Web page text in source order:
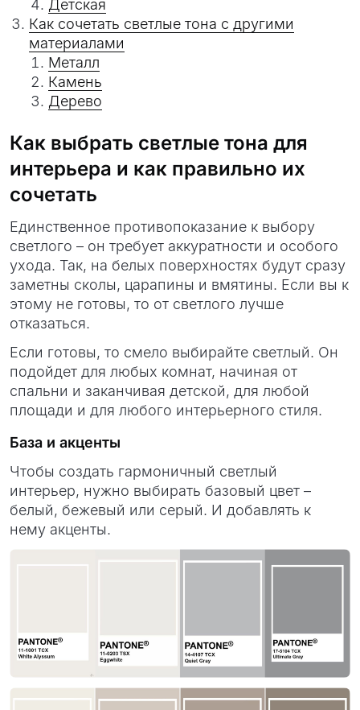
Детская
Как сочетать светлые тона с другими
материалами
Металл
Камень
Дерево
Как выбрать светлые тона для
интерьера и как правильно их
сочетать
Единственное противопоказание к выбору
светлого – он требует аккуратности и особого
ухода. Так, на белых поверхностях будут сразу
заметны сколы, царапины и вмятины. Если вы к
этому не готовы, то от светлого лучше
отказаться.
Если готовы, то смело выбирайте светлый. Он
подойдет для любых комнат, начиная от
спальни и заканчивая детской, для любой
площади и для любого интерьерного стиля.
База и акценты
Чтобы создать гармоничный светлый
интерьер, нужно выбирать базовый цвет –
белый, бежевый или серый. И добавлять к
нему акценты.